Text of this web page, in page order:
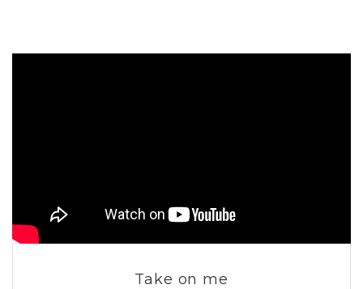
Take on me